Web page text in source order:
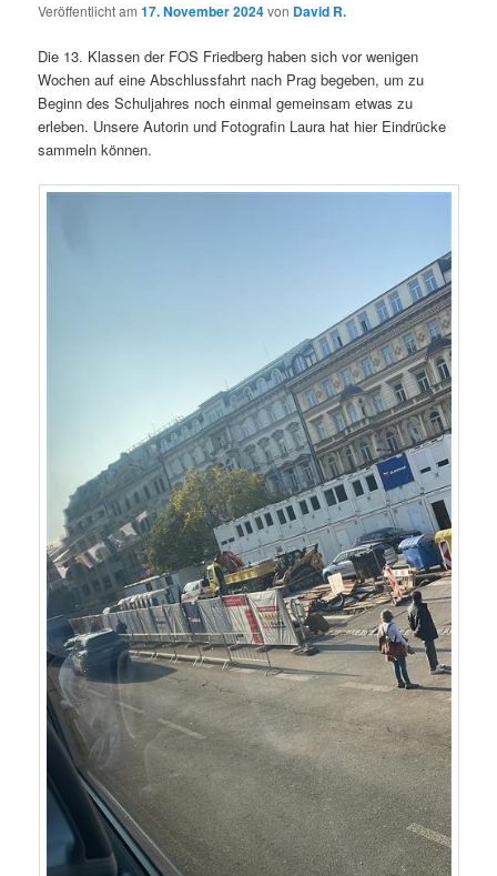
Veröffentlicht am17. November 2024von David R.
Die 13. Klassen der FOS Friedberg haben sich vor wenigen
Wochen auf eine Abschlussfahrt nach Prag begeben, um zu
Beginn des Schuljahres noch einmal gemeinsam etwas zu
erleben. Unsere Autorin und Fotografin Laura hat hier Eindrücke
sammeln können.